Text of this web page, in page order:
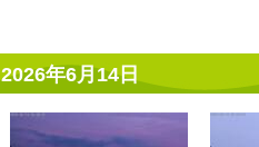
2026年6月14日